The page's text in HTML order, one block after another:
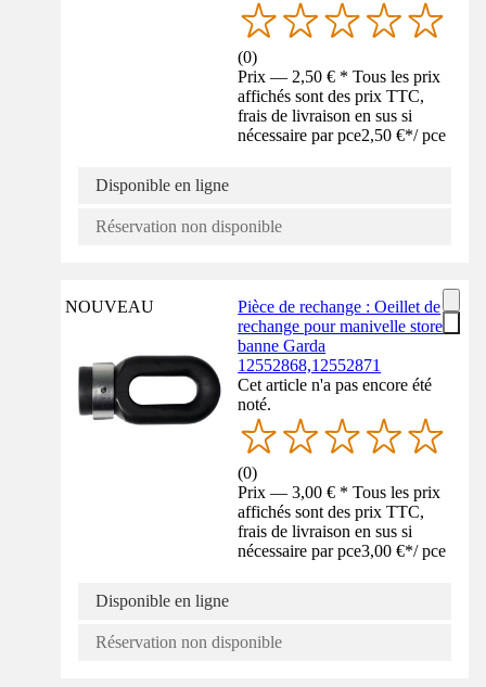
(0)
Prix — 2,50 € * Tous les prix
affichés sont des prix TTC,
frais de livraison en sus si
nécessaire par pce2,50 €*/ pce
Disponible en ligne
Réservation non disponible
NOUVEAU
Pièce de rechange : Oeillet de
rechange pour manivelle store
banne Garda
12552868,12552871
Cet article n'a pas encore été
noté.
(0)
Prix — 3,00 € * Tous les prix
affichés sont des prix TTC,
frais de livraison en sus si
nécessaire par pce3,00 €*/ pce
Disponible en ligne
Réservation non disponible